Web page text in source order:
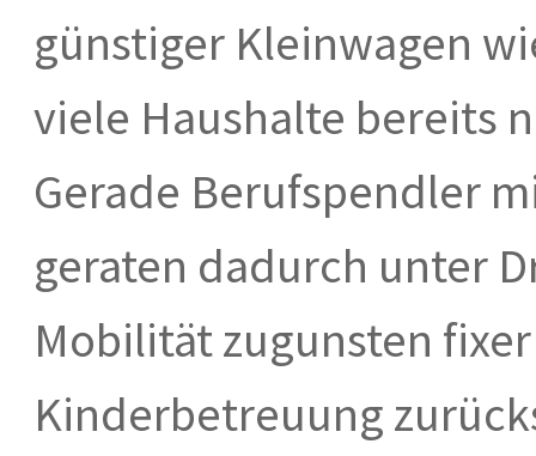
günstiger Kleinwagen
viele Haushalte bereits
Gerade Berufspendler
geraten dadurch unter
Mobilität zugunsten
Kinderbetreuung